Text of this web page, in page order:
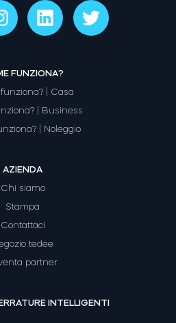
FUNZIONA?
| Casa
| Business
| Noleggio
AZIENDA
Chi siamo
Stampa
Contattaci
tedee
partner
INTELLIGENTI